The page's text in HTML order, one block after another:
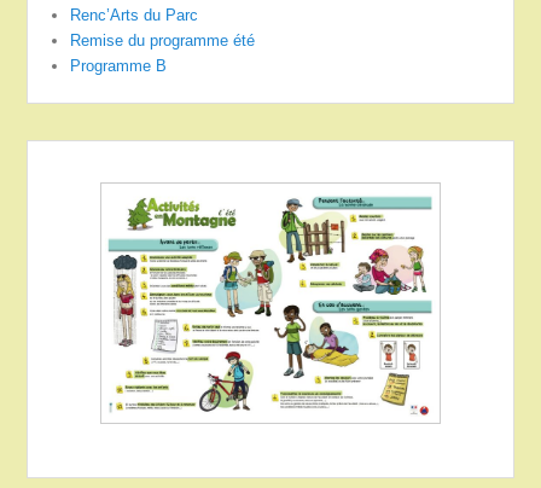
Renc’Arts du Parc
Remise du programme été
Programme B